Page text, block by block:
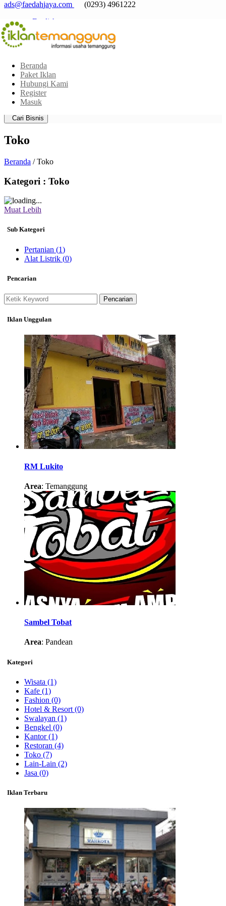
ads@faedahjaya.com
(0293) 4961222
English
Indonesia
Beranda
Paket Iklan
Hubungi Kami
Register
Masuk
Pilih Area
Pilih Kategori
Jarak posisi saya dari sekitar:
Cari Bisnis
Toko
Beranda / Toko
Kategori : Toko
Muat Lebih
Sub Kategori
Pertanian
(1)
Alat Listrik
(0)
Pencarian
Pencarian
Iklan Unggulan
RM Lukito
Area: Temanggung
Sambel Tobat
Area: Pandean
Kategori
Wisata (1)
Kafe (1)
Fashion (0)
Hotel & Resort (0)
Swalayan (1)
Bengkel (0)
Kantor(1)
Restoran (4)
Toko (7)
Lain-Lain (2)
Jasa (0)
Iklan Terbaru